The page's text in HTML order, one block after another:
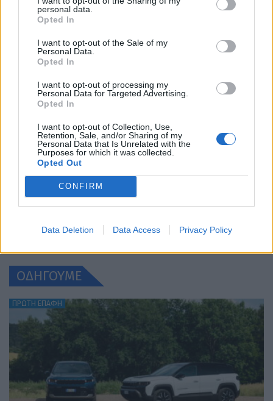
personal data.
Opted In
I want to opt-out of the Sale of my
Personal Data.
Opted In
I want to opt-out of processing my
Personal Data for Targeted Advertising.
Opted In
I want to opt-out of Collection, Use,
Retention, Sale, and/or Sharing of my
Personal Data that Is Unrelated with the
Purposes for which it was collected.
Opted Out
CONFIRM
Data Deletion Data Access Privacy Policy
BUSINESS
Πέντε χρόνια ΔΕΗ blue: Το μεγαλύτερο δίκτυο
δημόσιας φόρτισης στην Ελλάδα που…
ΟΔΗΓΟΥΜΕ
ΠΡΩΤΗ ΕΠΑΦΗ